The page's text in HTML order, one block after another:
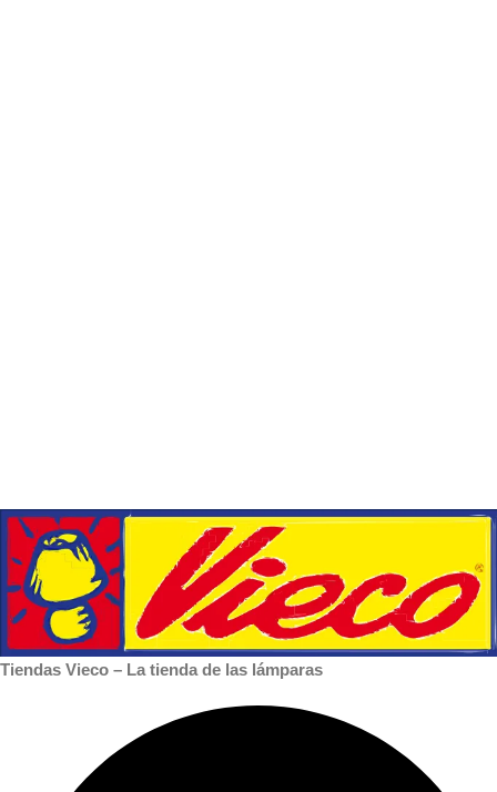
Tiendas Vieco – La tienda de las lámparas